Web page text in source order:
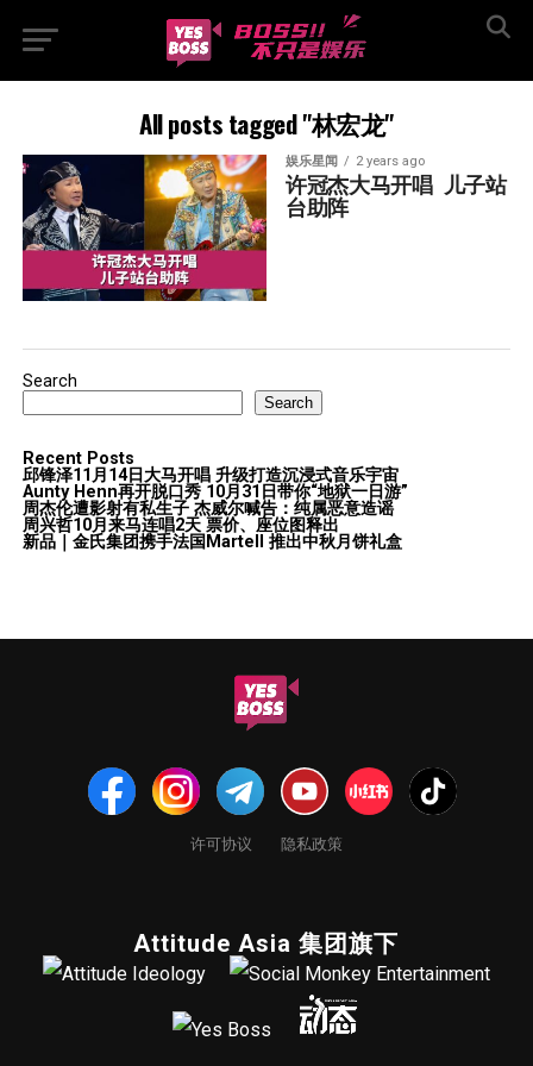
All posts tagged "林宏龙"
娱乐星闻 2 years ago
许冠杰大马开唱  儿子站
台助阵
Search
Search
Recent Posts
邱锋泽11月14日大马开唱 升级打造沉浸式音乐宇宙
Aunty Henn再开脱口秀 10月31日带你“地狱一日游”
周杰伦遭影射有私生子 杰威尔喊告：纯属恶意造谣
周兴哲10月来马连唱2天 票价、座位图释出
新品｜金氏集团携手法国Martell 推出中秋月饼礼盒
许可协议 隐私政策
Attitude Asia 集团旗下